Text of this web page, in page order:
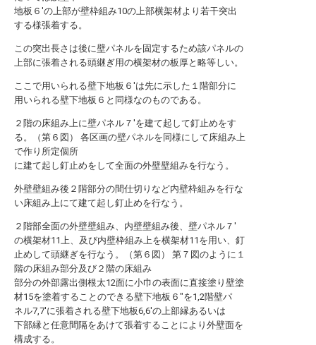
地板６′の上部が壁枠組み10の上部横架材より若干突出
する様張着する。
この突出長さは後に壁パネルを固定するため該パネルの
上部に張着される頭継ぎ用の横架材の板厚と略等しい。
ここで用いられる壁下地板６′は先に示した１階部分に
用いられる壁下地板６と同様なのものである。
２階の床組み上に壁パネル７′を建て起して釘止めをす
る。（第６図） 各区画の壁パネルを同様にして床組み上
で作り所定個所
に建て起し釘止めをして全面の外壁壁組みを行なう。
外壁壁組み後２階部分の間仕切りなど内壁枠組みを行な
い床組み上にて建て起し釘止めを行なう。
２階部全面の外壁壁組み、内壁壁組み後、壁パネル７′
の横架材11上、及び内壁枠組み上を横架材11を用い、釘
止めして頭継ぎを行なう。（第６図） 第７図のように１
階の床組み部分及び２階の床組み
部分の外部露出側根太12面に小巾の表面に直接塗り壁塗
材15を塗着することのできる壁下地板６″を1,2階壁パ
ネル7,7′に張着される壁下地板6,6′の上部縁あるいは
下部縁と任意間隔をあけて張着することにより外壁面を
構成する。